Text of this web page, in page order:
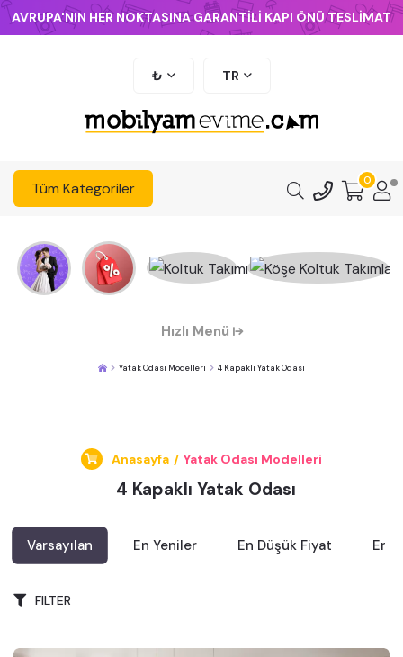
AVRUPA'NIN HER NOKTASINA GARANTİLİ KAPI ÖNÜ TESLİMAT
₺ TR
Tüm Kategoriler 0
Hızlı Menü
Yatak Odası Modelleri 4 Kapaklı Yatak Odası
Anasayfa / Yatak Odası Modelleri
4 Kapaklı Yatak Odası
Varsayılan En Yeniler En Düşük Fiyat En
FILTER